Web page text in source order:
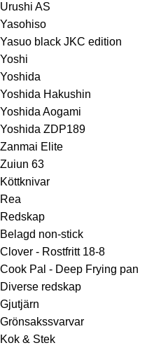
Urushi AS
Yasohiso
Yasuo black JKC edition
Yoshi
Yoshida
Yoshida Hakushin
Yoshida Aogami
Yoshida ZDP189
Zanmai Elite
Zuiun 63
Köttknivar
Rea
Redskap
Belagd non-stick
Clover - Rostfritt 18-8
Cook Pal - Deep Frying pan
Diverse redskap
Gjutjärn
Grönsakssvarvar
Kok & Stek